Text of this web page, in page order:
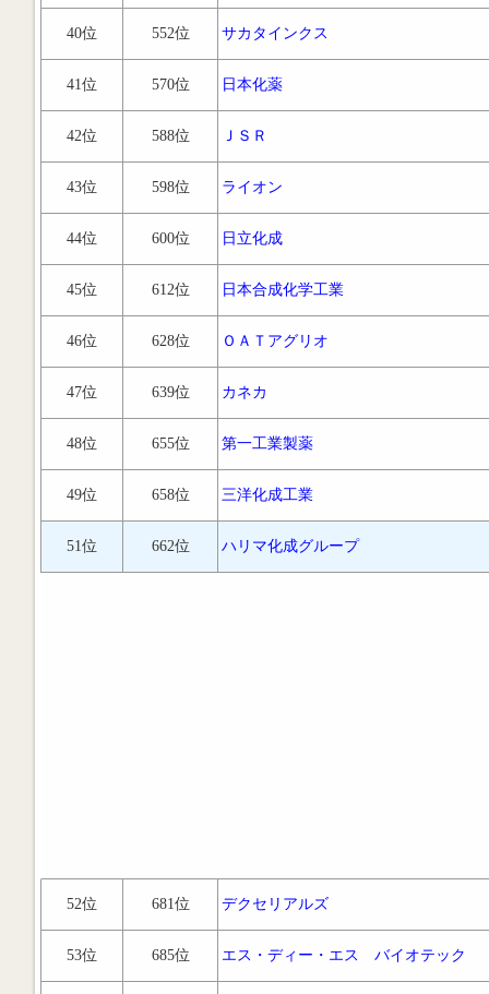
40位 552位 サカタインクス
41位 570位 日本化薬
42位 588位 ＪＳＲ
43位 598位 ライオン
44位 600位 日立化成
45位 612位 日本合成化学工業
46位 628位 ＯＡＴアグリオ
47位 639位 カネカ
48位 655位 第一工業製薬
49位 658位 三洋化成工業
51位 662位 ハリマ化成グループ
52位 681位 デクセリアルズ
53位 685位 エス・ディー・エス バイオテック